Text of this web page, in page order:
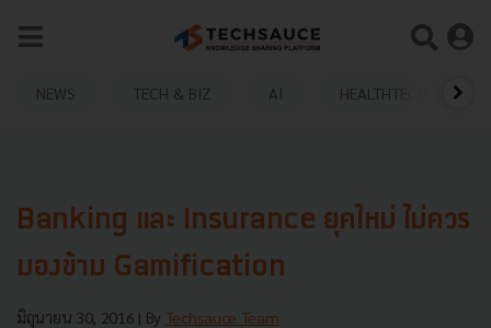
NEWS TECH & BIZ AI HEALTHTECH
Banking และ Insurance ยุคใหม่ ไม่ควร
มองข้าม Gamification
มิถุนายน 30, 2016 | By Techsauce Team